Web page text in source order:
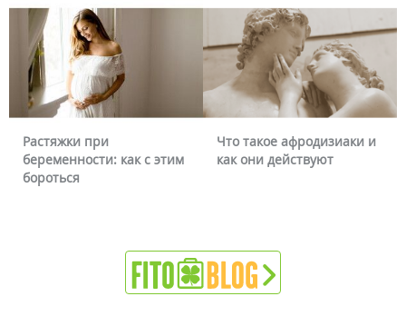
Растяжки при
беременности: как с этим
бороться
Что такое афродизиаки и
как они действуют